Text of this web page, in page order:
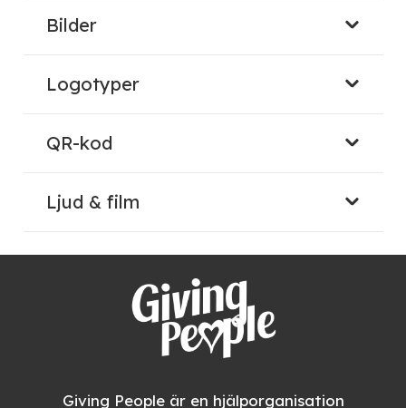
Bilder
Logotyper
QR-kod
Ljud & film
Giving People är en hjälporganisation